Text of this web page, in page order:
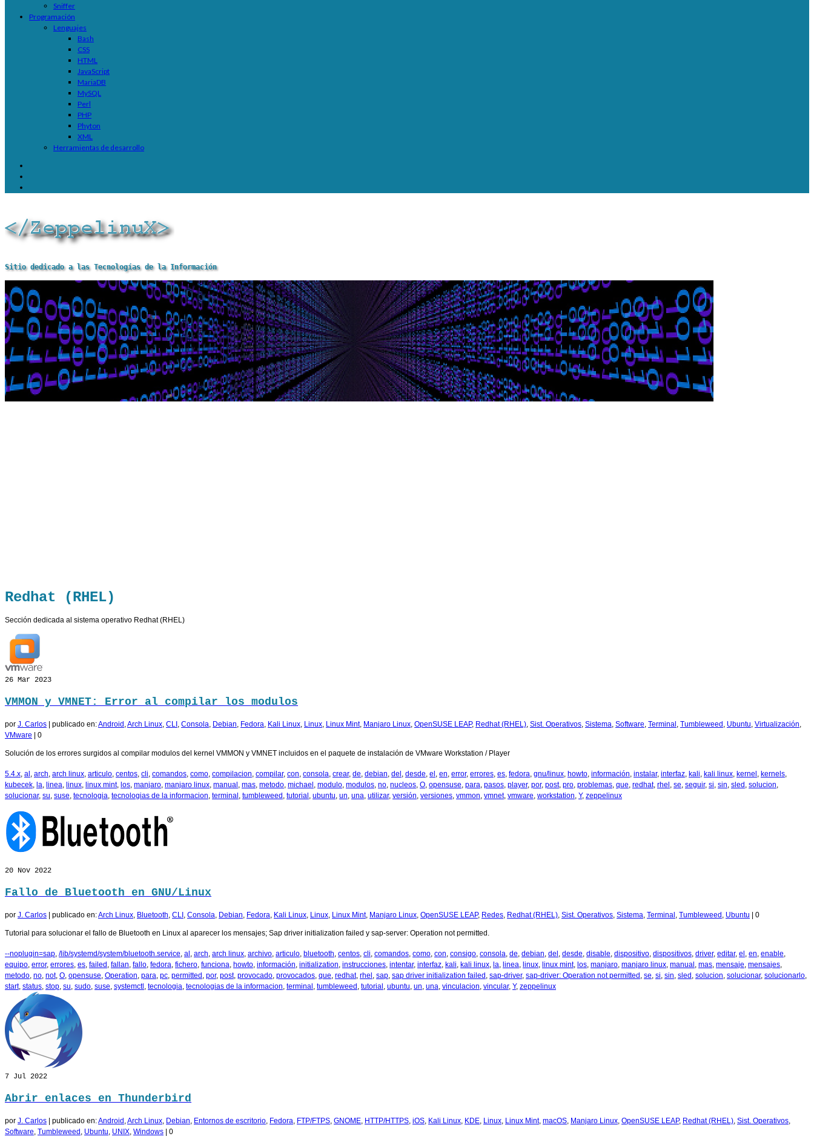
Sniffer
Programación
Lenguajes
Bash
CSS
HTML
JavaScript
MariaDB
MySQL
Perl
PHP
Phyton
XML
Herramientas de desarrollo
Sitio dedicado a las Tecnologías de la Información
Redhat (RHEL)
Sección dedicada al sistema operativo Redhat (RHEL)
26 Mar 2023
VMMON y VMNET: Error al compilar los modulos
por J. Carlos publicado en:Android ,Arch Linux, CLI , Consola, Debian, Fedora, Kali Linux, Linux, Linux Mint, Manjaro Linux, OpenSUSE LEAP, Redhat (RHEL), Sist. Operativos, Sistema, Software, Terminal , Tumbleweed , Ubuntu, Virtualización,
VMware
0
Solución de los errores surgidos al compilar modulos del kernel VMMON y VMNET incluidos en el paquete de instalación de VMware Workstation / Player
5.4.x, al , arch, arch linux, articulo, centos, cli, comandos, como, compilacion, compilar, con, consola, crear, de, debian, del , desde, el , en, error, errores, es, fedora, gnu/linux, howto, información, instalar, interfaz, kali, kali linux, kernel , kernels,
kubecek, la, linea, linux, linux mint, los, manjaro, manjaro linux, manual , mas, metodo, michael , modulo, modulos, no, nucleos, O, opensuse, para, pasos, player, por, post, pro, problemas, que, redhat, rhel , se, seguir, si, sin, sled , solucion,
solucionar, su, suse, tecnologia, tecnologias de la informacion, terminal , tumbleweed , tutorial , ubuntu, un, una, utilizar, versión, versiones, vmmon, vmnet, vmware, workstation, Y, zeppelinux
20 Nov 2022
Fallo de Bluetooth en GNU/Linux
por J. Carlos publicado en:Arch Linux, Bluetooth, CLI , Consola, Debian, Fedora, Kali Linux, Linux, Linux Mint, Manjaro Linux, OpenSUSE LEAP, Redes, Redhat (RHEL), Sist. Operativos, Sistema, Terminal , Tumbleweed , Ubuntu 0
Tutorial para solucionar el fallo de Bluetooth en Linux al aparecer los mensajes; Sap driver initialization failed y sap-server: Operation not permitted.
--noplugin=sap, /lib/systemd/system/bluetooth.service, al , arch, arch linux, archivo, articulo, bluetooth, centos, cli, comandos, como, con, consigo, consola, de, debian, del , desde, disable, dispositivo, dispositivos, driver, editar, el , en, enable,
equipo, error, errores, es, failed , fallan, fallo, fedora, fichero, funciona, howto, información, initialization, instrucciones, intentar, interfaz, kali, kali linux, la, linea, linux, linux mint, los, manjaro, manjaro linux, manual , mas, mensaje, mensajes,
metodo, no, not, O, opensuse, Operation, para, pc, permitted , por, post, provocado, provocados, que, redhat, rhel , sap, sap driver initialization failed , sap-driver, sap-driver: Operation not permitted , se, si, sin, sled , solucion, solucionar, solucionarlo,
start, status, stop, su, sudo, suse, systemctl , tecnologia, tecnologias de la informacion, terminal , tumbleweed , tutorial , ubuntu, un, una, vinculacion, vincular, Y, zeppelinux
7 Jul 2022
Abrir enlaces en Thunderbird
por J. Carlos | publicado en:Android Arch Linux Debian Entornos de escritorio Fedora FTP/FTPS GNOME HTTP/HTTPS iOS Kali Linux KDE Linux Linux Mint, macOS Manjaro Linux OpenSUSE LEAP, Redhat (RHEL) Sist. Operativos
Software Tumbleweed Ubuntu UNIX Windows | 0